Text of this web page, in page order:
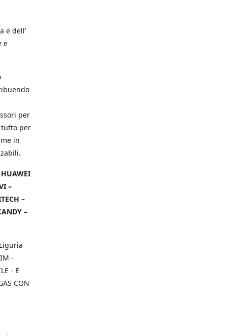
e dell’
e
per
per
in
–
–
–
-
- E
CON